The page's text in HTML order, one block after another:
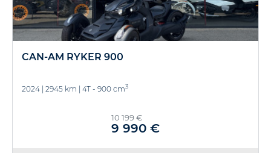
CAN-AM RYKER 900
2024 | 2945 km | 4T - 900 cm3
10 199 €
9 990 €